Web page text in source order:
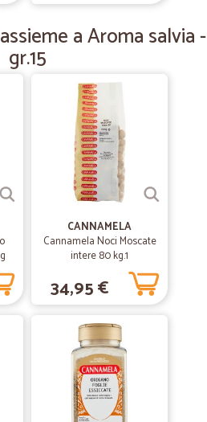
a Aroma salvia -
gr.15
CANNAMELA
Cannamela Noci Moscate
intere 80 kg.1
34,95 €